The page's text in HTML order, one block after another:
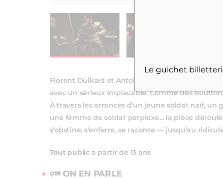
Florent Oulkaïd et Antoine Le Frère prennent
avec un sérieux implacable. Comme des
À travers les errances d’un jeune soldat naïf,
une femme de soldat perplexe… la pièce
s’obstine, s’enferre, se raconte — jusqu’au
Tout publicà partir de 13 ans
🕬 ON EN PARLE
Le guichet